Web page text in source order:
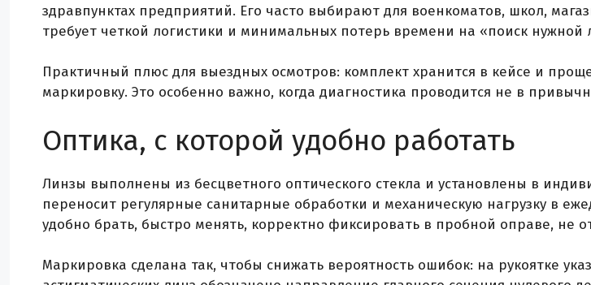
здравпунктах предприятий. Его часто выбирают для военкоматов, школ,
требует четкой логистики и минимальных потерь времени на «поиск нужной
Практичный плюс для выездных осмотров: комплект хранится в кейсе и
маркировку. Это особенно важно, когда диагностика проводится не в
Оптика, с которой удобно работать
Линзы выполнены из бесцветного оптического стекла и установлены в
переносит регулярные санитарные обработки и механическую нагрузку в
удобно брать, быстро менять, корректно фиксировать в пробной оправе, не
Маркировка сделана так, чтобы снижать вероятность ошибок: на рукоятке